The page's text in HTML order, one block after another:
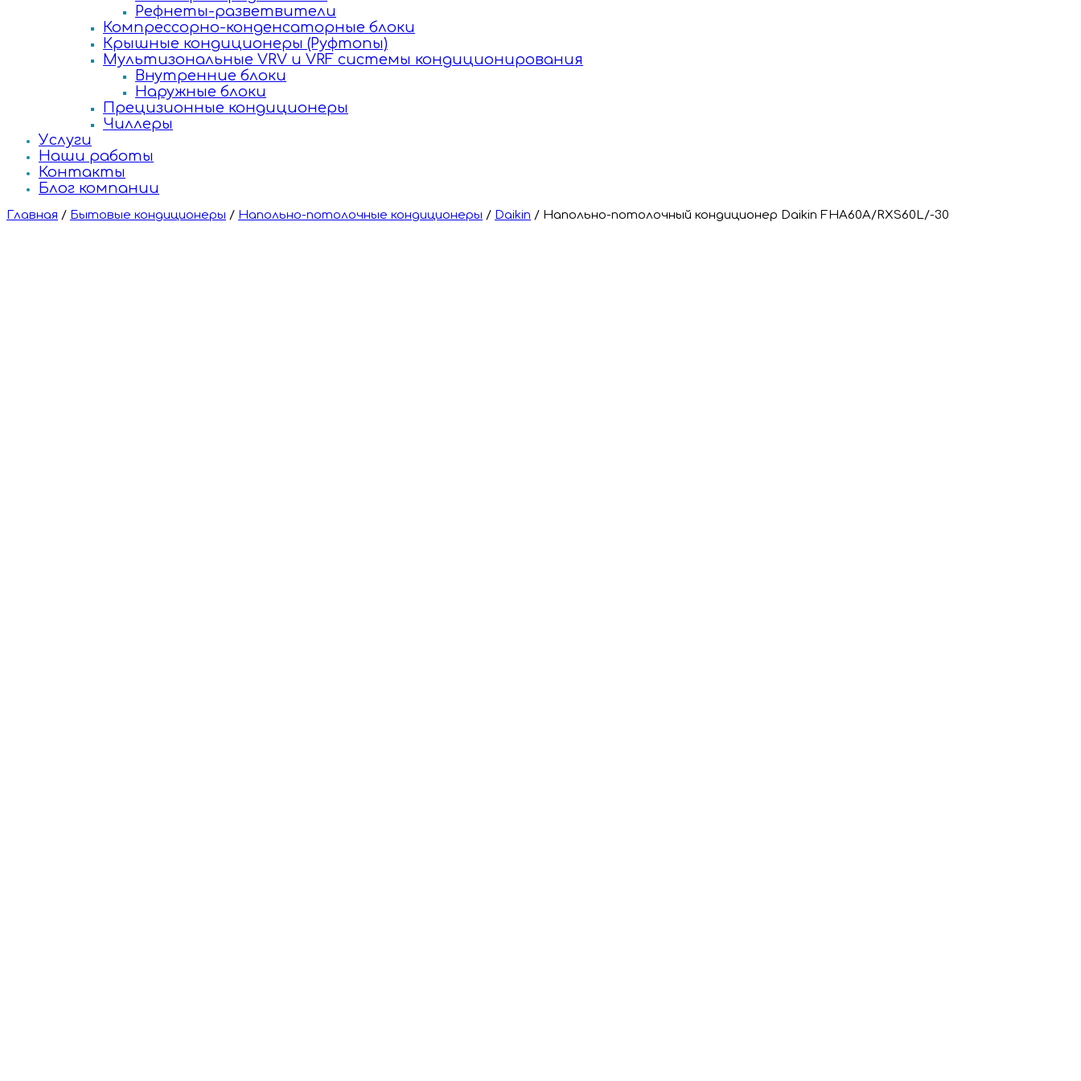
Рефнеты-разветвители
Компрессорно-конденсаторные блоки
Крышные кондиционеры (Руфтопы)
Мультизональные VRV и VRF системы кондиционирования
Внутренние блоки
Наружные блоки
Прецизионные кондиционеры
Чиллеры
Услуги
Наши работы
Контакты
Блог компании
Главная / Бытовые кондиционеры / Напольно-потолочные кондиционеры / Daikin / Напольно-потолочный кондиционер Daikin FHA60A/RXS60L/-30